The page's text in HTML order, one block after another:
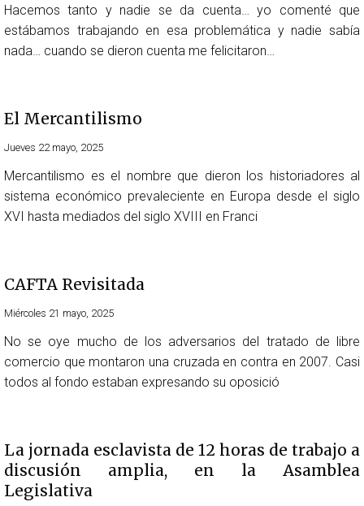
Hacemos tanto y nadie se da cuenta… yo comenté que
estábamos trabajando en esa problemática y nadie sabía
nada… cuando se dieron cuenta me felicitaron…
El Mercantilismo
Jueves 22 mayo, 2025
Mercantilismo es el nombre que dieron los historiadores al
sistema económico prevaleciente en Europa desde el siglo
XVI hasta mediados del siglo XVIII en Franci
CAFTA Revisitada
Miércoles 21 mayo, 2025
No se oye mucho de los adversarios del tratado de libre
comercio que montaron una cruzada en contra en 2007. Casi
todos al fondo estaban expresando su oposició
La jornada esclavista de 12 horas de trabajo a
discusión amplia, en la Asamblea
Legislativa